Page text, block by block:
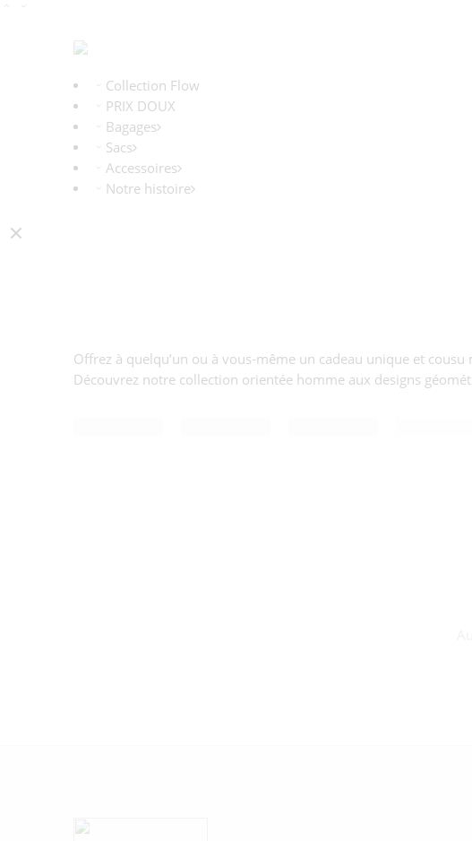
Collection Flow
PRIX DOUX
Bagages
Sacs
Accessoires
Notre histoire
Offrez à quelqu’un ou à vous-même un cadeau unique et cousu
Découvrez notre collection orientée homme aux designs